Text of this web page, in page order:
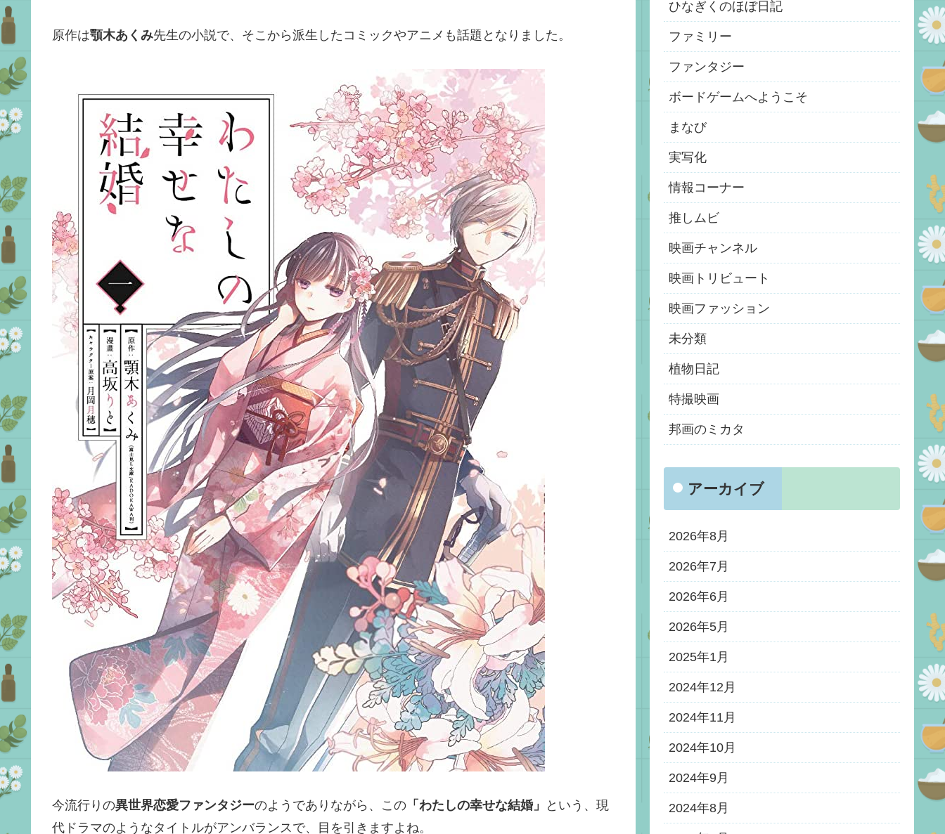
原作は顎木あくみ先生の小説で、そこから派生したコミックやアニメも話題となりました。
今流行りの異世界恋愛ファンタジーのようでありながら、この 「わたしの幸せな結婚」
という、現
代ドラマのようなタイトルがアンバランスで、目を引きますよね。
ひなぎくのほぼ日記
ファミリー
ファンタジー
ボードゲームへようこそ
まなび
実写化
情報コーナー
推しムビ
映画チャンネル
映画トリビュート
映画ファッション
未分類
植物日記
特撮映画
邦画のミカタ
アーカイブ
2026年8月
2026年7月
2026年6月
2026年5月
2025年1月
2024年12月
2024年11月
2024年10月
2024年9月
2024年8月